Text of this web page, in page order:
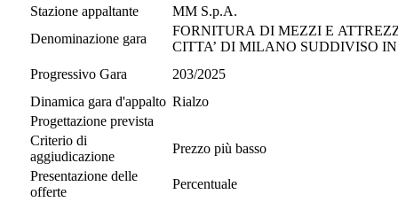
Stazione appaltante
MM S.p.A.
Denominazione gara
FORNITURA DI MEZZI E
CITTA’ DI MILANO SUDDIVISO
Progressivo Gara
203/2025
Dinamica gara d'appalto Rialzo
Progettazione prevista
Criterio di
aggiudicazione
Prezzo più basso
Presentazione delle
offerte
Percentuale